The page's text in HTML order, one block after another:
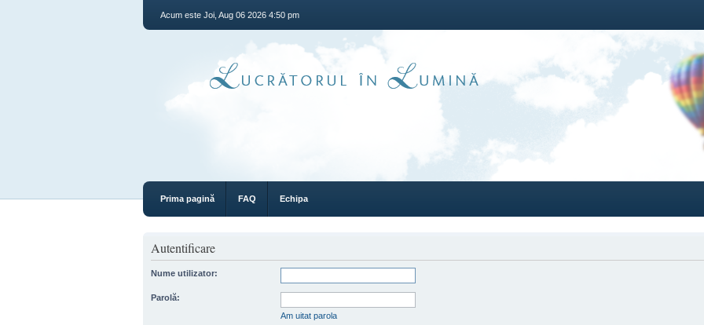
Acum este Joi, Aug 06 2026 4:50 pm
Prima pagină FAQ Echipa
Autentificare
Nume utilizator:
Parolă:
Am uitat parola